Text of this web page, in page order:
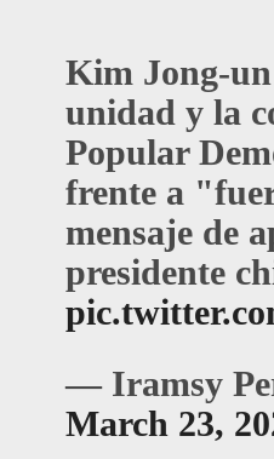
Kim Jong-
unidad y la
Popular
frente a
mensaje de
presidente
— Iramsy
March 23,